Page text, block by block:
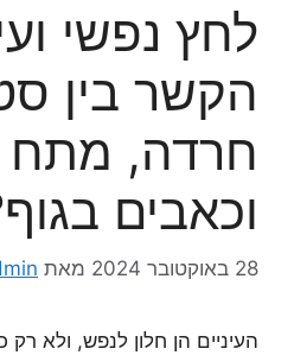
לחץ נפשי
הקשר בין
חרדה, מתח
וכאבים
28 באוקטובר 2024 מאת
העיניים הן חלון לנפש, ולא